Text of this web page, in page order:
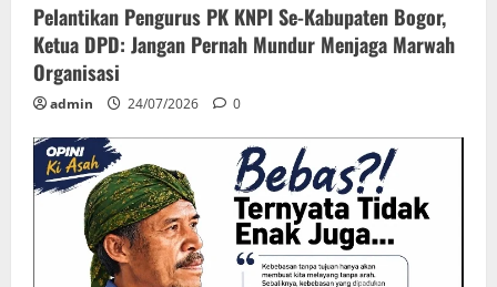
Pelantikan Pengurus PK KNPI Se-Kabupaten Bogor,
Ketua DPD: Jangan Pernah Mundur Menjaga Marwah
Organisasi
admin 24/07/2026 0